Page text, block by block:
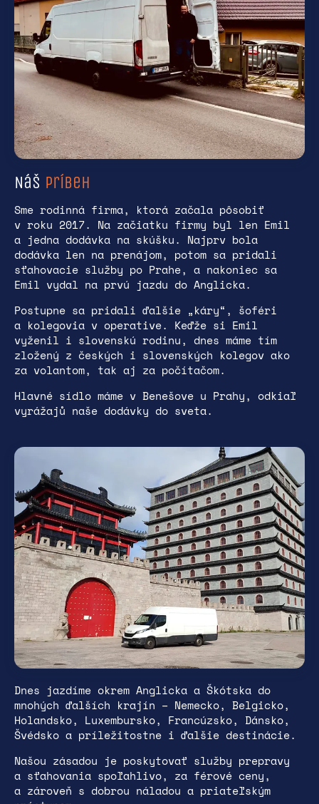
Náš príbeh
Sme rodinná firma, ktorá začala pôsobiť
v roku 2017. Na začiatku firmy byl len Emil
a jedna dodávka na skúšku. Najprv bola
dodávka len na prenájom, potom sa pridali
sťahovacie služby po Prahe, a nakoniec sa
Emil vydal na prvú jazdu do Anglicka.
Postupne sa pridali ďalšie „káry“, šoféri
a kolegovia v operative. Keďže si Emil
vyženil i slovenskú rodinu, dnes máme tím
zložený z českých i slovenských kolegov ako
za volantom, tak aj za počítačom.
Hlavné sídlo máme v Benešove u Prahy, odkiaľ
vyrážajů naše dodávky do sveta.
Dnes jazdíme okrem Anglicka a Škótska do
mnohých ďalších krajín – Nemecko, Belgicko,
Holandsko, Luxembursko, Francúzsko, Dánsko,
Švédsko a príležitostne i ďalšie destinácie.
Našou zásadou je poskytovať služby prepravy
a sťahovania spoľahlivo, za férové ceny,
a zároveň s dobrou náladou a priateľským